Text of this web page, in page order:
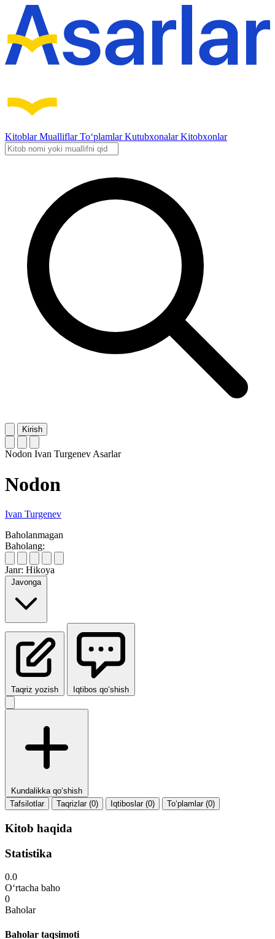
KitoblarMualliflarTo‘plamlarKutubxonalarKitobxonlar
Kirish
Nodon Ivan TurgenevAsarlar
Nodon
Ivan Turgenev
Baholanmagan
Baholang:
Janr: Hikoya
Javonga
Taqriz yozish Iqtibos qo‘shish
Kundalikka qo‘shish
Tafsilotlar
Taqrizlar (0) Iqtiboslar (0) To‘plamlar (0)
Kitob haqida
Statistika
0.0
O‘rtacha baho
0
Baholar
Baholar taqsimoti